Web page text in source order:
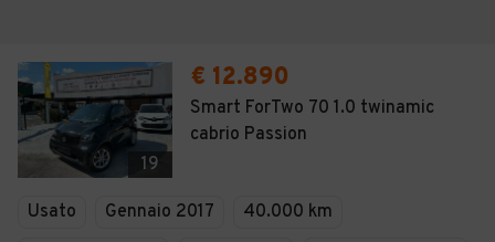
19
€ 12.890
Smart ForTwo 70 1.0 twinamic
cabrio Passion
Usato Gennaio 2017
40.000 km